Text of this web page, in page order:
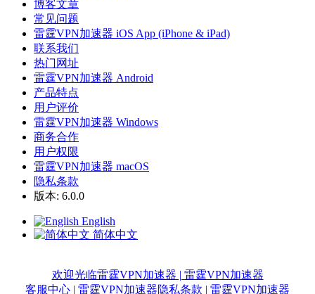
博客文章
常见问题
雷霆VPN加速器 iOS App (iPhone & iPad)
联系我们
热门网址
雷霆VPN加速器 Android
产品特点
用户评价
雷霆VPN加速器 Windows
商务合作
用户权限
雷霆VPN加速器 macOS
隐私条款
版本: 6.0.0
English
简体中文
欢迎光临雷霆VPN加速器 | 雷霆VPN加速器
客服中心 | 雷霆VPN加速器隐私条款 | 雷霆VPN加速器